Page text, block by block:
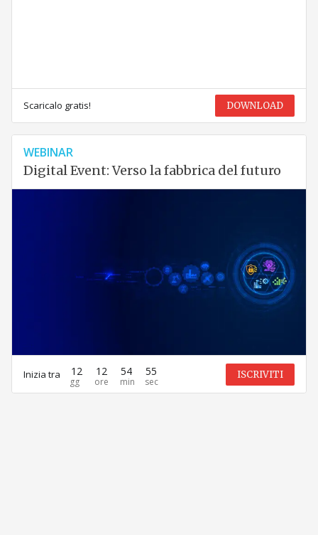
Scaricalo gratis! DOWNLOAD
WEBINAR
Digital Event: Verso la fabbrica del futuro
Inizia tra 12 12 54 55 ISCRIVITI